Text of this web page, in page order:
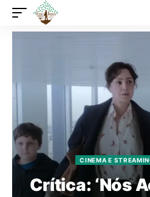
CINEMA E
Crítica: ‘Nós